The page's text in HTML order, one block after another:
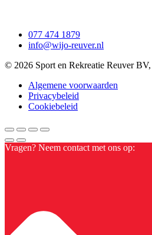
077 474 1879
info@wijo-reuver.nl
© 2026 Sport en Rekreatie Reuver
Algemene voorwaarden
Privacybeleid
Cookiebeleid
Vragen? Neem contact met ons op: